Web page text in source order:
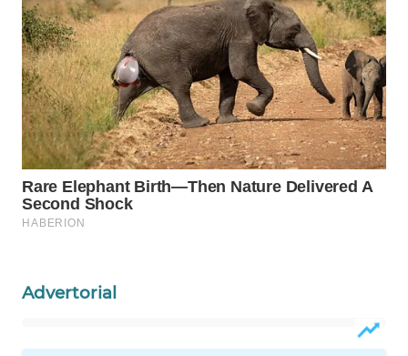
Advertorial
UMKM
WAHANA
SELEB
WAHANA
PERSONA
WAHANA
OTOMOTIF
DESA